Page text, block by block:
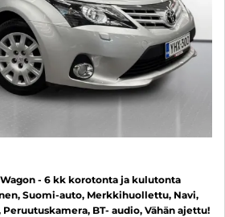
- 6 kk korotonta ja kulutonta
Suomi-auto, Merkkihuollettu, Navi,
BT- audio, Vähän ajettu!